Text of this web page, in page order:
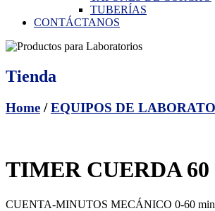
TUBERÍAS
CONTÁCTANOS
Tienda
Home /EQUIPOS DE
TIMER CUERDA
CUENTA-MINUTOS MECÁNICO 0-60 min,